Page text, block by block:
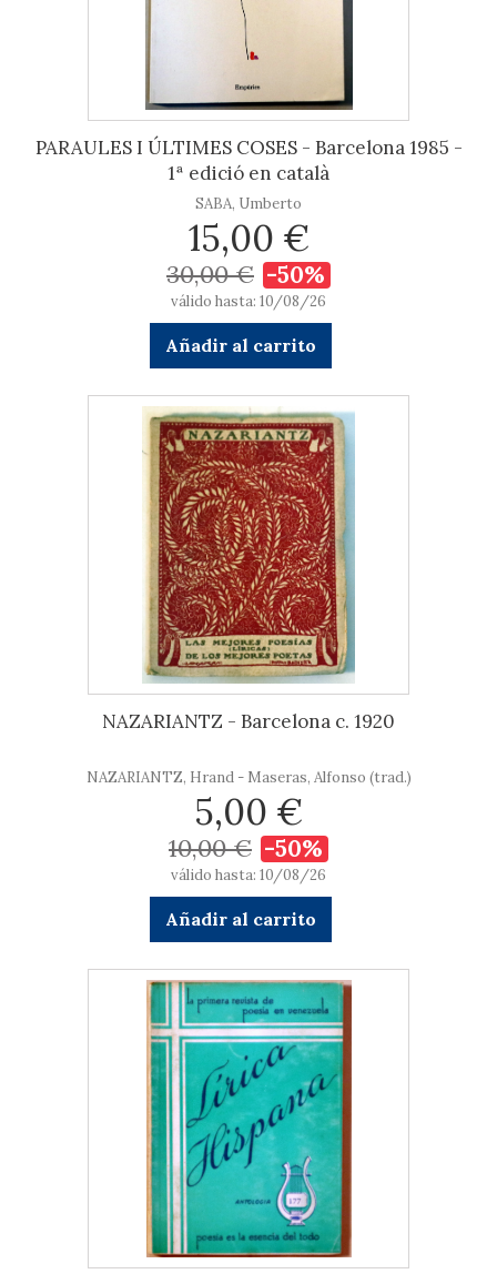
PARAULES I ÚLTIMES COSES - Barcelona 1985 -
1ª edició en català
SABA, Umberto
15,00 €
30,00 € -50%
válido hasta: 10/08/26
Añadir al carrito
NAZARIANTZ - Barcelona c. 1920
NAZARIANTZ, Hrand - Maseras, Alfonso (trad.)
5,00 €
10,00 € -50%
válido hasta: 10/08/26
Añadir al carrito